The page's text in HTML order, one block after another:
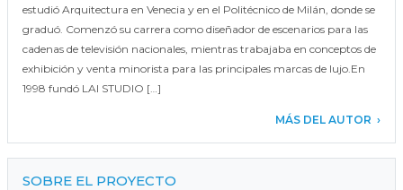
estudió Arquitectura en Venecia y en el Politécnico de Milán, donde se
graduó. Comenzó su carrera como diseñador de escenarios para las
cadenas de televisión nacionales, mientras trabajaba en conceptos de
exhibición y venta minorista para las principales marcas de lujo.En
1998 fundó LAI STUDIO […]
MÁS DEL AUTOR
SOBRE EL PROYECTO